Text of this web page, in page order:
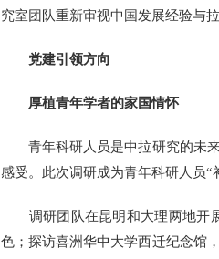
究室团队重新审视中国发展经验与
党建引领方向
厚植青年学者的家国情怀
青年科研人员是中拉研究的未来
感受。此次调研成为青年科研人员
调研团队在昆明和大理两地开展
色；探访喜洲华中大学西迁纪念馆